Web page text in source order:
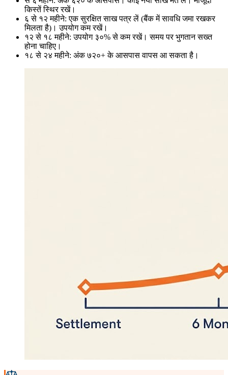
किस्तें स्थिर रखें।
६ से १२ महीने: एक सुरक्षित साख पत्र लें (बैंक में सावधि जमा रखकर
मिलता है)। उपयोग कम रखें।
१२ से १८ महीने: उपयोग ३०% से कम रखें। समय पर भुगतान सख्त
होना चाहिए।
१८ से २४ महीने: अंक ७२०+ के आसपास वापस आ सकता है।